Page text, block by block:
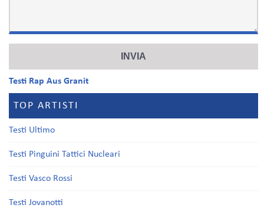
Testi Rap Aus Granit
TOP ARTISTI
Testi Ultimo
Testi Pinguini Tattici Nucleari
Testi Vasco Rossi
Testi Jovanotti